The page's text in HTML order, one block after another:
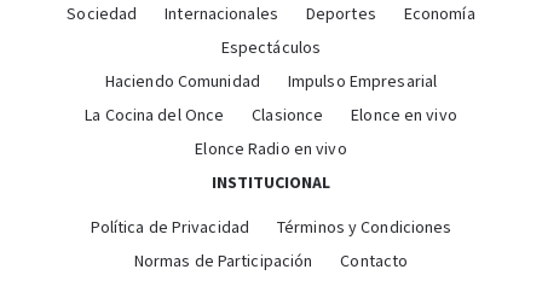
Sociedad
Internacionales Deportes
Economía
Espectáculos
Haciendo Comunidad
Impulso Empresarial
La Cocina del Once
Clasionce
Elonce en vivo
Elonce Radio en vivo
INSTITUCIONAL
Política de Privacidad
Términos y Condiciones
Normas de Participación
Contacto